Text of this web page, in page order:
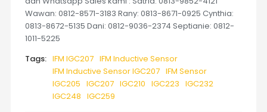
Wawan: 0812-8571-3183 Rany: 0813-8671-0925 Cynthia:
0813-8672-5135 Dani: 0812-9036-2374 Septianie: 0812-
1011-5225
Tags: IFM IGC207 IFM Inductive Sensor
IFM Inductive Sensor IGC207 IFM Sensor
IGC205 IGC207 IGC210 IGC223 IGC232
IGC248 IGC259